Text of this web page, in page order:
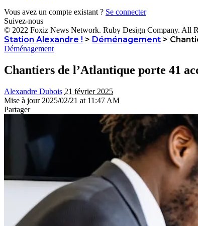
Vous avez un compte existant ? Se connecter
Suivez-nous
© 2022 Foxiz News Network. Ruby Design Company. All
Station Alexandre ! > Déménagement >
Déménagement
Chantiers de l’Atlantique porte 41
Alexandre Dubois 21 février 2025
Mise à jour 2025/02/21 at 11:47 AM
Partager